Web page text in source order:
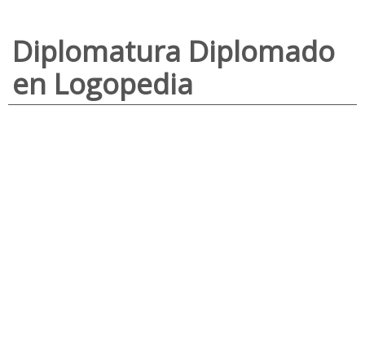
Diplomatura Diplomado
en Logopedia